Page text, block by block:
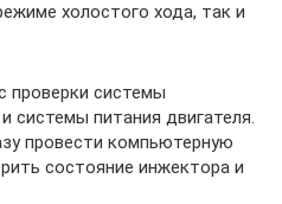
холостого хода, так и
проверки системы
системы питания двигателя.
провести компьютерную
состояние инжектора и